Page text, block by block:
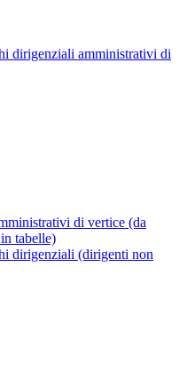
dirigenziali amministrativi di
di vertice (da
tabelle)
dirigenziali (dirigenti non